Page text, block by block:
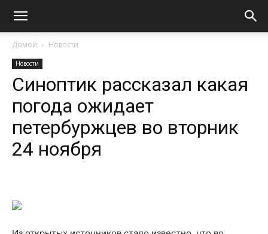
Домой Новости
Новости
Синоптик рассказал какая
погода ожидает
петербуржцев во вторник
24 ноября